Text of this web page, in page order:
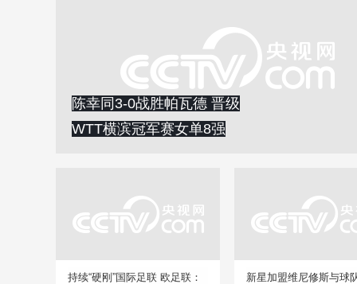
陈幸同3-0战胜帕瓦德 晋级
WTT横滨冠军赛女单8强
持续“硬刚”国际足联 欧足联：
新星加盟维尼修斯与球